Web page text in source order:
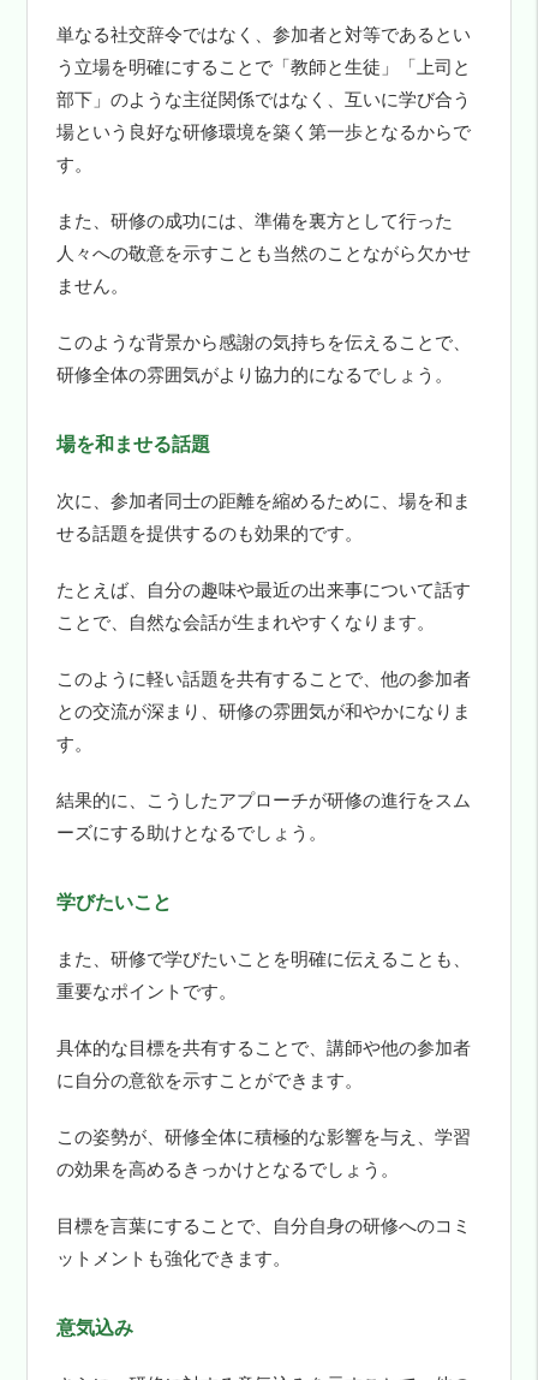
単なる社交辞令ではなく、参加者と対等であるとい
う立場を明確にすることで「教師と生徒」「上司と
部下」のような主従関係ではなく、互いに学び合う
場という良好な研修環境を築く第一歩となるからで
す。
また、研修の成功には、準備を裏方として行った
人々への敬意を示すことも当然のことながら欠かせ
ません。
このような背景から感謝の気持ちを伝えることで、
研修全体の雰囲気がより協力的になるでしょう。
場を和ませる話題
次に、参加者同士の距離を縮めるために、場を和ま
せる話題を提供するのも効果的です。
たとえば、自分の趣味や最近の出来事について話す
ことで、自然な会話が生まれやすくなります。
このように軽い話題を共有することで、他の参加者
との交流が深まり、研修の雰囲気が和やかになりま
す。
結果的に、こうしたアプローチが研修の進行をスム
ーズにする助けとなるでしょう。
学びたいこと
また、研修で学びたいことを明確に伝えることも、
重要なポイントです。
具体的な目標を共有することで、講師や他の参加者
に自分の意欲を示すことができます。
この姿勢が、研修全体に積極的な影響を与え、学習
の効果を高めるきっかけとなるでしょう。
目標を言葉にすることで、自分自身の研修へのコミ
ットメントも強化できます。
意気込み